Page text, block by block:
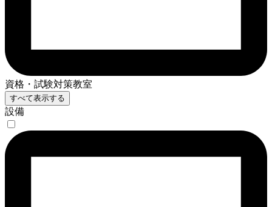
資格・試験対策教室
すべて表示する
設備